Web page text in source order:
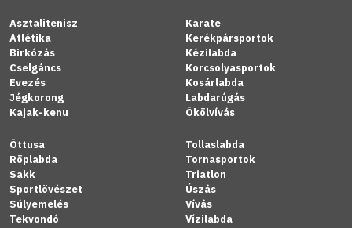
Asztalitenisz
Atlétika
Birkózás
Cselgáncs
Evezés
Jégkorong
Kajak-kenu
Karate
Kerékpársportok
Kézilabda
Korcsolyasportok
Kosárlabda
Labdarúgás
Ökölvívás
Öttusa
Röplabda
Sakk
Sportlövészet
Súlyemelés
Tekvondó
Tollaslabda
Tornasportok
Triatlon
Úszás
Vívás
Vízilabda